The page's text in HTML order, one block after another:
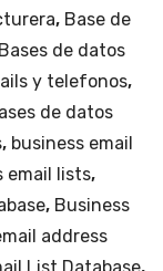
, Base de
Bases de datos
y telefonos,
de datos
, business email
email lists,
, Business
address
List Database,